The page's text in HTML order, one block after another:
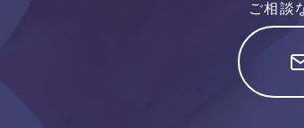
ご相談